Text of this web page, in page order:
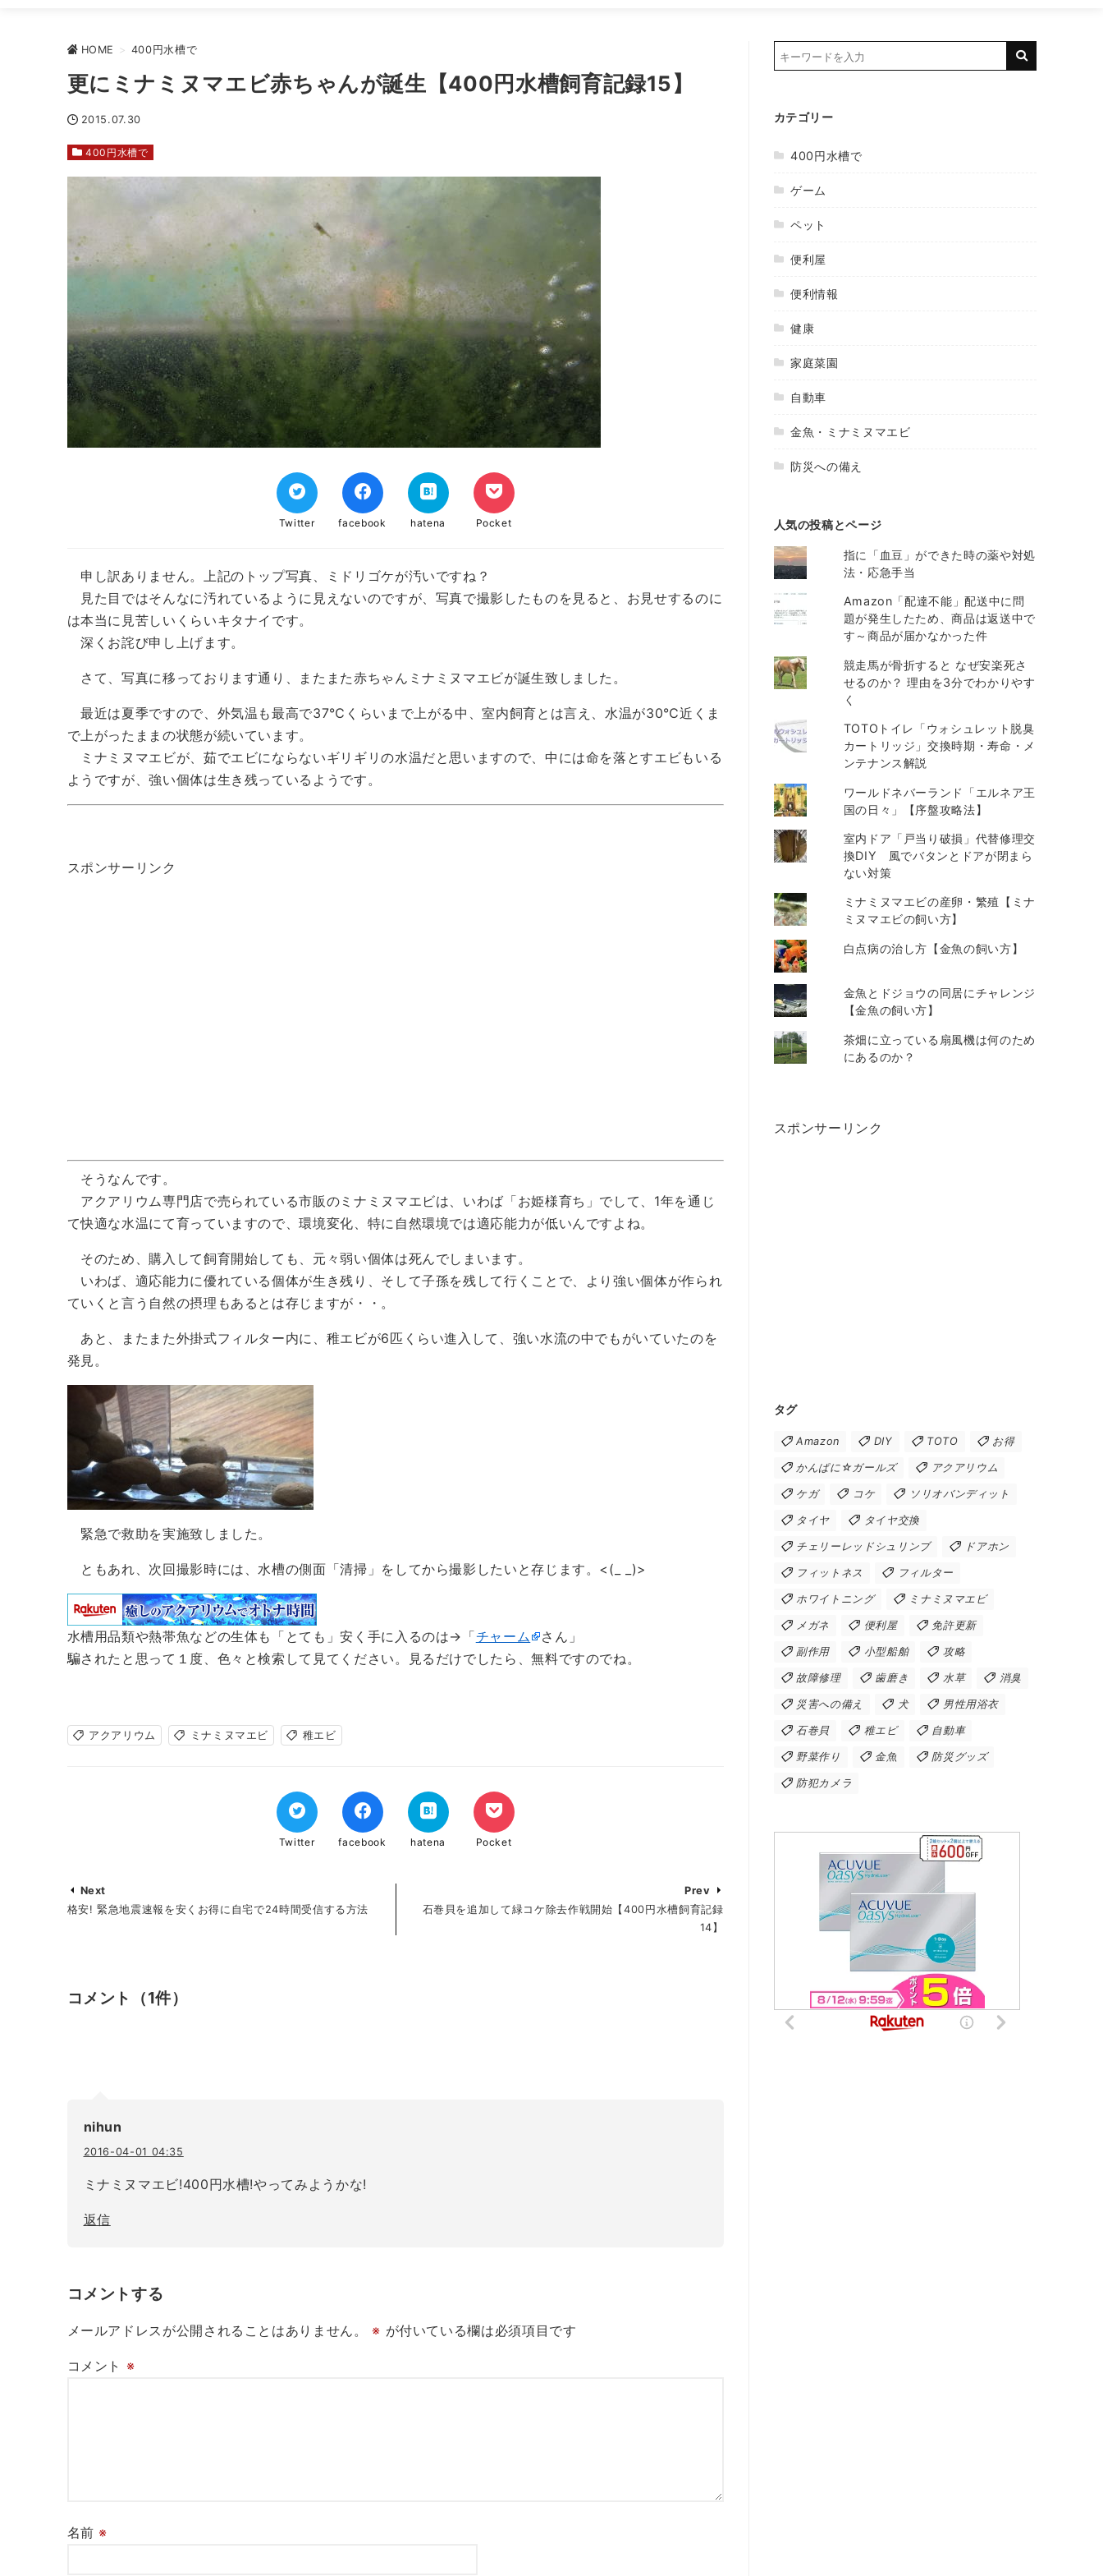
HOME > 400円水槽で
更にミナミヌマエビ赤ちゃんが誕生【400円水槽飼育記録15】
2015.07.30
400円水槽で
Twitter facebook hatena Pocket
申し訳ありません。上記のトップ写真、ミドリゴケが汚いですね？
見た目ではそんなに汚れているように見えないのですが、写真で撮影したものを見ると、お見せするのに
は本当に見苦しいくらいキタナイです。
深くお詫び申し上げます。
さて、写真に移っております通り、またまた赤ちゃんミナミヌマエビが誕生致しました。
最近は夏季ですので、外気温も最高で37℃くらいまで上がる中、室内飼育とは言え、水温が30℃近くま
で上がったままの状態が続いています。
ミナミヌマエビが、茹でエビにならないギリギリの水温だと思いますので、中には命を落とすエビもいる
ようですが、強い個体は生き残っているようです。
スポンサーリンク
そうなんです。
アクアリウム専門店で売られている市販のミナミヌマエビは、いわば「お姫様育ち」でして、1年を通じ
て快適な水温にて育っていますので、環境変化、特に自然環境では適応能力が低いんですよね。
そのため、購入して飼育開始しても、元々弱い個体は死んでしまいます。
いわば、適応能力に優れている個体が生き残り、そして子孫を残して行くことで、より強い個体が作られ
ていくと言う自然の摂理もあるとは存じますが・・。
あと、またまた外掛式フィルター内に、稚エビが6匹くらい進入して、強い水流の中でもがいていたのを
発見。
緊急で救助を実施致しました。
ともあれ、次回撮影時には、水槽の側面「清掃」をしてから撮影したいと存じます。<(_ _)>
水槽用品類や熱帯魚などの生体も「とても」安く手に入るのは→「チャーム
さん」
騙されたと思って１度、色々と検索して見てください。見るだけでしたら、無料ですのでね。
アクアリウム ミナミヌマエビ 稚エビ
Twitter facebook hatena Pocket
Next
格安! 緊急地震速報を安くお得に自宅で24時間受信する方法
Prev
石巻貝を追加して緑コケ除去作戦開始【400円水槽飼育記録
14】
コメント （1件）
nihun
2016-04-01 04:35
ミナミヌマエビ!400円水槽!やってみようかな!
返信
コメントする
メールアドレスが公開されることはありません。 ※ が付いている欄は必須項目です
コメント ※
名前 ※
カテゴリー
400円水槽で
ゲーム
ペット
便利屋
便利情報
健康
家庭菜園
自動車
金魚・ミナミヌマエビ
防災への備え
人気の投稿とページ
指に「血豆」ができた時の薬や対処
法・応急手当
Amazon「配達不能」配送中に問
題が発生したため、商品は返送中で
す～商品が届かなかった件
競走馬が骨折すると なぜ安楽死さ
せるのか？ 理由を3分でわかりやす
く
TOTOトイレ「ウォシュレット脱臭
カートリッジ」交換時期・寿命・メ
ンテナンス解説
ワールドネバーランド「エルネア王
国の日々」【序盤攻略法】
室内ドア「戸当り破損」代替修理交
換DIY 風でバタンとドアが閉まら
ない対策
ミナミヌマエビの産卵・繁殖【ミナ
ミヌマエビの飼い方】
白点病の治し方【金魚の飼い方】
金魚とドジョウの同居にチャレンジ
【金魚の飼い方】
茶畑に立っている扇風機は何のため
にあるのか？
スポンサーリンク
タグ
Amazon DIY TOTO お得
かんぱに☆ガールズ アクアリウム
ケガ コケ ソリオバンディット
タイヤ タイヤ交換
チェリーレッドシュリンブ ドアホン
フィットネス フィルター
ホワイトニング ミナミヌマエビ
メガネ 便利屋 免許更新
副作用 小型船舶 攻略
故障修理 歯磨き 水草 消臭
災害への備え 犬 男性用浴衣
石巻貝 稚エビ 自動車
野菜作り 金魚 防災グッズ
防犯カメラ